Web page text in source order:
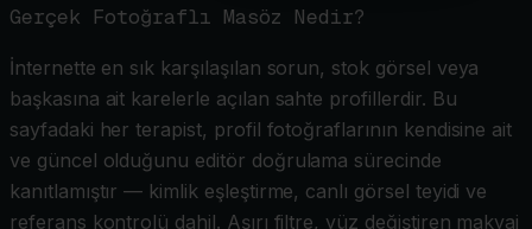
Gerçek Fotoğraflı Masöz Nedir?
İnternette en sık karşılaşılan sorun, stok görsel veya
başkasına ait karelerle açılan sahte profillerdir. Bu
sayfadaki her terapist, profil fotoğraflarının kendisine ait
ve güncel olduğunu editör doğrulama sürecinde
kanıtlamıştır — kimlik eşleştirme, canlı görsel teyidi ve
referans kontrolü dahil. Aşırı filtre, yüz değiştiren makyaj